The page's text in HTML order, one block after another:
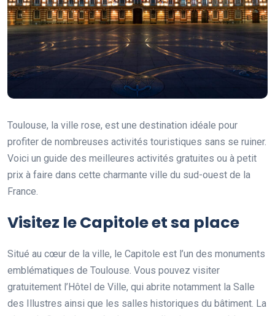
Toulouse, la ville rose, est une destination idéale pour
profiter de nombreuses activités touristiques sans se ruiner.
Voici un guide des meilleures activités gratuites ou à petit
prix à faire dans cette charmante ville du sud-ouest de la
France.
Visitez le Capitole et sa place
Situé au cœur de la ville, le Capitole est l’un des monuments
emblématiques de Toulouse. Vous pouvez visiter
gratuitement l’Hôtel de Ville, qui abrite notamment la Salle
des Illustres ainsi que les salles historiques du bâtiment. La